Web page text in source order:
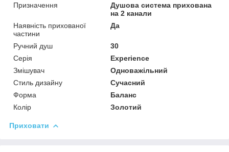
Призначення
Душова система прихована
на 2 канали
Наявність прихованої
частини
Да
Ручний душ
30
Серія
Experience
Змішувач
Одноважільний
Стиль дизайну
Сучасний
Форма
Баланс
Колір
Золотий
Приховати